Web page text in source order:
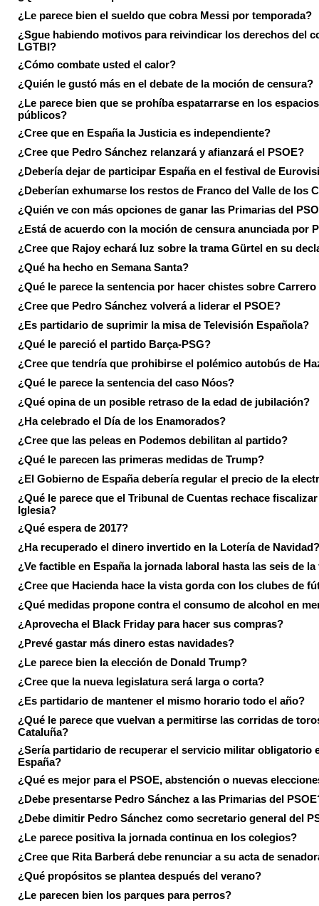
¿Le parece bien el sueldo que cobra Messi por temporada?
¿Sgue habiendo motivos para reivindicar los derechos del
LGTBI?
¿Cómo combate usted el calor?
¿Quién le gustó más en el debate de la moción de censura?
¿Le parece bien que se prohíba espatarrarse en los espacios
públicos?
¿Cree que en España la Justicia es independiente?
¿Cree que Pedro Sánchez relanzará y afianzará el PSOE?
¿Debería dejar de participar España en el festival de
¿Deberían exhumarse los restos de Franco del Valle de los
¿Quién ve con más opciones de ganar las Primarias del
¿Está de acuerdo con la moción de censura anunciada por
¿Cree que Rajoy echará luz sobre la trama Gürtel en su
¿Qué ha hecho en Semana Santa?
¿Qué le parece la sentencia por hacer chistes sobre
¿Cree que Pedro Sánchez volverá a liderar el PSOE?
¿Es partidario de suprimir la misa de Televisión Española?
¿Qué le pareció el partido Barça-PSG?
¿Cree que tendría que prohibirse el polémico autobús de
¿Qué le parece la sentencia del caso Nóos?
¿Qué opina de un posible retraso de la edad de jubilación?
¿Ha celebrado el Día de los Enamorados?
¿Cree que las peleas en Podemos debilitan al partido?
¿Qué le parecen las primeras medidas de Trump?
¿El Gobierno de España debería regular el precio de la
¿Qué le parece que el Tribunal de Cuentas rechace fiscalizar
Iglesia?
¿Qué espera de 2017?
¿Ha recuperado el dinero invertido en la Lotería de Navidad?
¿Ve factible en España la jornada laboral hasta las seis de la
¿Cree que Hacienda hace la vista gorda con los clubes de
¿Qué medidas propone contra el consumo de alcohol en
¿Aprovecha el Black Friday para hacer sus compras?
¿Prevé gastar más dinero estas navidades?
¿Le parece bien la elección de Donald Trump?
¿Cree que la nueva legislatura será larga o corta?
¿Es partidario de mantener el mismo horario todo el año?
¿Qué le parece que vuelvan a permitirse las corridas de
Cataluña?
¿Sería partidario de recuperar el servicio militar obligatorio
España?
¿Qué es mejor para el PSOE, abstención o nuevas
¿Debe presentarse Pedro Sánchez a las Primarias del
¿Debe dimitir Pedro Sánchez como secretario general del
¿Le parece positiva la jornada continua en los colegios?
¿Cree que Rita Barberá debe renunciar a su acta de
¿Qué propósitos se plantea después del verano?
¿Le parecen bien los parques para perros?